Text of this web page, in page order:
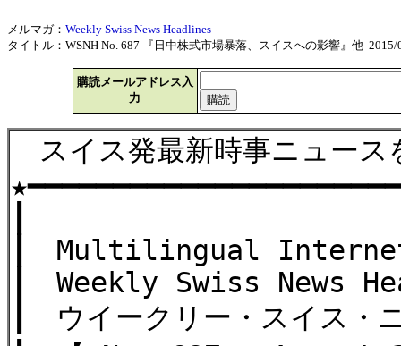
メルマガ： Weekly Swiss News Headlines
タイトル：WSNH No. 687 『日中株式市場暴落、スイスへの影響』他 2015/
購読メールアドレス入
力
スイス発最新時事ニュース
┃ Multilingual
┃ Weekly Swiss News
┃ ウイークリー・スイス・